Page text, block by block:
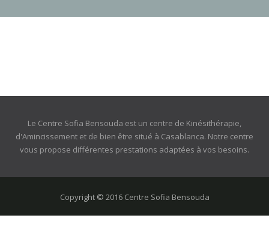
Le Centre Sofia Bensouda est un centre de Kinésithérapie,
d'Amincissement et de bien être situé à Casablanca. Notre centre
vous propose différentes prestations adaptées à vos besoins.
Copyright © 2016 Centre Sofia Bensouda